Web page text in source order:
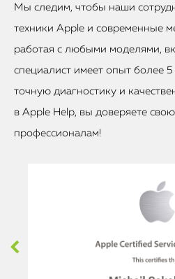
Мы следим, чтобы наши
техники Apple и современные
работая с любыми моделями,
специалист имеет опыт более 5
точную диагностику и
в Apple Help, вы доверяете
профессионалам!